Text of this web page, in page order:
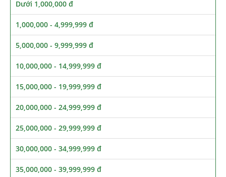
Dưới 1,000,000 đ
1,000,000 - 4,999,999 đ
5,000,000 - 9,999,999 đ
10,000,000 - 14,999,999 đ
15,000,000 - 19,999,999 đ
20,000,000 - 24,999,999 đ
25,000,000 - 29,999,999 đ
30,000,000 - 34,999,999 đ
35,000,000 - 39,999,999 đ